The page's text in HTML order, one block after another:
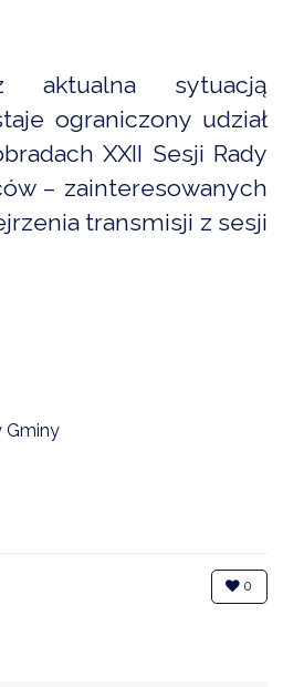
sytuacją
ograniczony udział
XXII Sesji Rady
– zainteresowanych
transmisji z sesji
Gminy
0